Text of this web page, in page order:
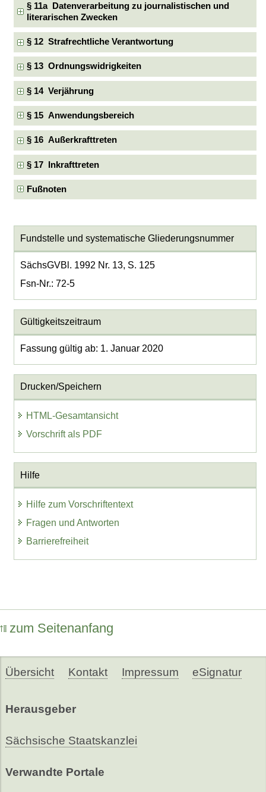
§ 11a Datenverarbeitung zu journalistischen und
literarischen Zwecken
§ 12 Strafrechtliche Verantwortung
§ 13 Ordnungswidrigkeiten
§ 14 Verjährung
§ 15 Anwendungsbereich
§ 16 Außerkrafttreten
§ 17 Inkrafttreten
Fußnoten
Fundstelle und systematische Gliederungsnummer
SächsGVBl. 1992 Nr. 13, S. 125
Fsn-Nr.: 72-5
Gültigkeitszeitraum
Fassung gültig ab: 1. Januar 2020
Drucken/Speichern
HTML-Gesamtansicht
Vorschrift als PDF
Hilfe
Hilfe zum Vorschriftentext
Fragen und Antworten
Barrierefreiheit
zum Seitenanfang
Übersicht Kontakt Impressum eSignatur
Herausgeber
Sächsische Staatskanzlei
Verwandte Portale